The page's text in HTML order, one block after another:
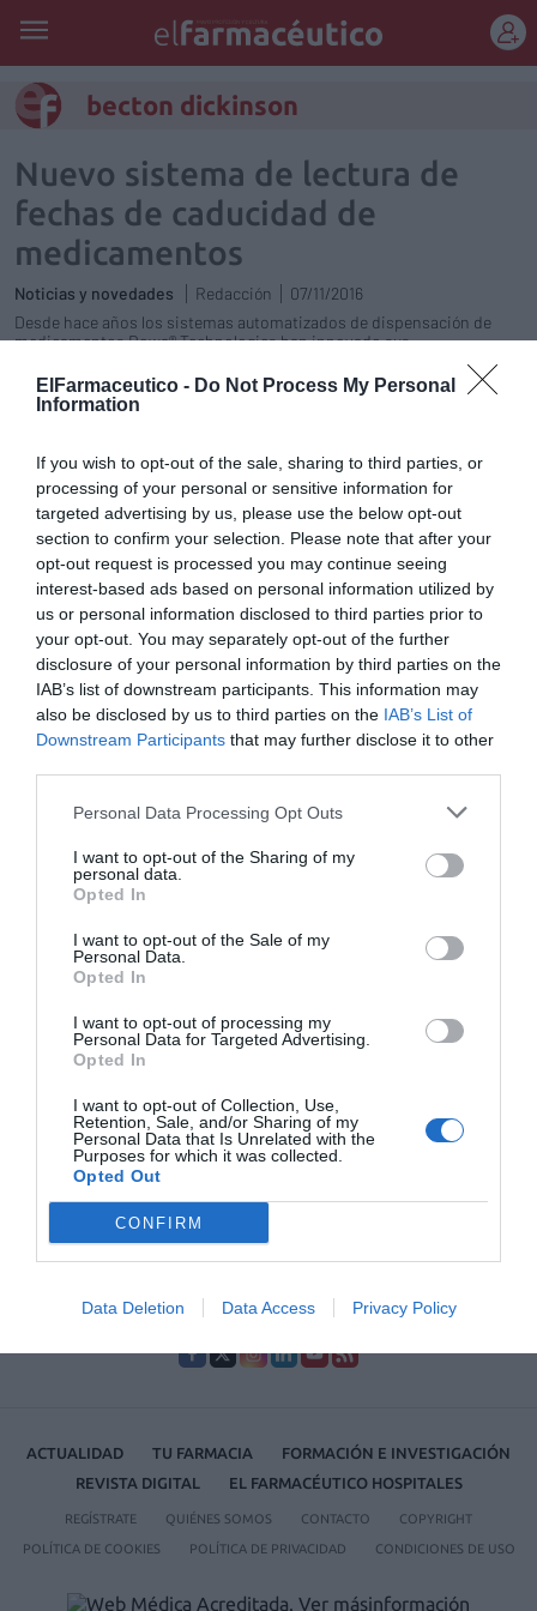
ElFarmaceutico - Do Not Process My Personal
Information
If you wish to opt-out of the sale, sharing to third parties, or
processing of your personal or sensitive information for
targeted advertising by us, please use the below opt-out
section to confirm your selection. Please note that after your
opt-out request is processed you may continue seeing
interest-based ads based on personal information utilized by
us or personal information disclosed to third parties prior to
your opt-out. You may separately opt-out of the further
disclosure of your personal information by third parties on the
IAB’s list of downstream participants. This information may
also be disclosed by us to third parties on the IAB’s List of
Downstream Participants that may further disclose it to other
Personal Data Processing Opt Outs
I want to opt-out of the Sharing of my
personal data.
Opted In
I want to opt-out of the Sale of my
Personal Data.
Opted In
I want to opt-out of processing my
Personal Data for Targeted Advertising.
Opted In
I want to opt-out of Collection, Use,
Retention, Sale, and/or Sharing of my
Personal Data that Is Unrelated with the
Purposes for which it was collected.
Opted Out
CONFIRM
Data Deletion Data Access Privacy Policy
becton dickinson
Nuevo sistema de lectura de
fechas de caducidad de
medicamentos
Noticias y novedades Redacción
07/11/2016
Desde hace años los sistemas automatizados de dispensación de
medicamentos Rowa® Technologies han innovado sus
funcionalidades para facilitar los procesos de almacenaje y gestión de
medicamentos. En la actualidad, Rowa® Technologies se adelanta a
las necesidades del sector y ha lanzado un sistema de
reconocimiento de fechas de caducidad a través de imágenes.
Becton Dickinson se hace cargo de
ARX
Noticias y novedades
Redacción
Tras casi 20 años de relaciones comerciales
con ARX, Becton Dickinson (BD) –el
fabricante de los sistemas Rowa– ha
decidido hacerse cargo del negocio en
España.
CareFusion adquiere el grupo de empresas ARX
Noticias y novedades Redacción
10/03/2015
CareFusion, compañía líder mundial de tecnología médica, anunció la
empresas ARX, distribuidor líder de soluciones de automatización
distribuidor de las tecnologías Rowa® y Pyxis® de CareFusion en Reino
Unido, Francia, España, Bélgica, Noruega y Suiza.
Lo más leído
Nueva edición de Kardia Select para titulares de
farmacia: claves para decidir con criterio
Récord de comunicaciones para el 24 Congreso Nacional
Farmacéutico de Oviedo
ACTUALIDAD TU FARMACIA
FORMACIÓN E INVESTIGACIÓN
REVISTA DIGITAL
EL FARMACÉUTICO HOSPITALES
REGÍSTRATE QUIÉNES SOMOS CONTACTO COPYRIGHT
POLÍTICA DE COOKIES POLÍTICA DE PRIVACIDAD CONDICIONES DE USO